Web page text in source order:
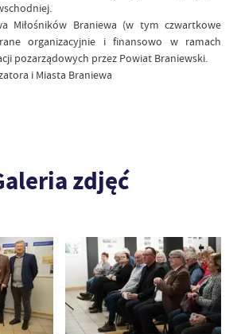
Miłośników Braniewa (w tym czwartkowe
organizacyjnie i finansowo w ramach
pozarządowych przez Powiat Braniewski.
i Miasta Braniewa
zdjęć